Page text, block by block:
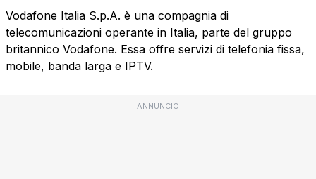
Vodafone Italia S.p.A. è una compagnia di
telecomunicazioni operante in Italia, parte del gruppo
britannico Vodafone. Essa offre servizi di telefonia fissa,
mobile, banda larga e IPTV.
ANNUNCIO